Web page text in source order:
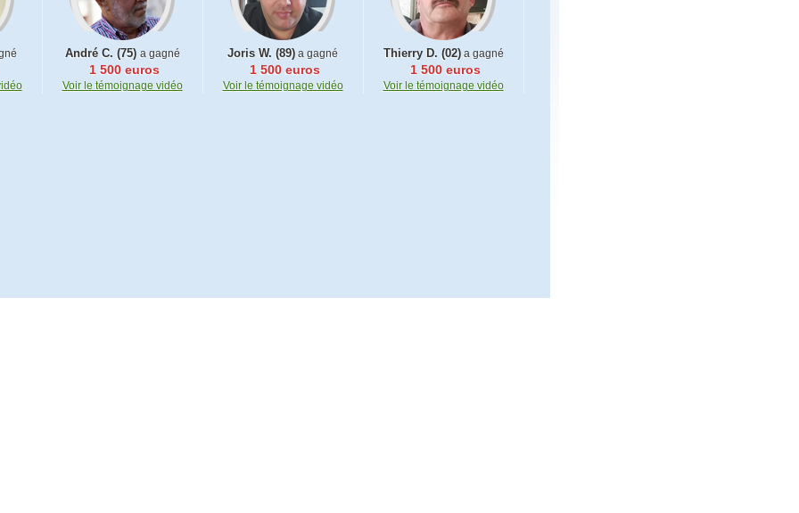
André C. (75) a gagné
1 500 euros
Voir le témoignage vidéo
Joris W. (89) a gagné
1 500 euros
Voir le témoignage vidéo
Thierry D. (02)a gagné
1 500 euros
Voir le témoignage vidéo